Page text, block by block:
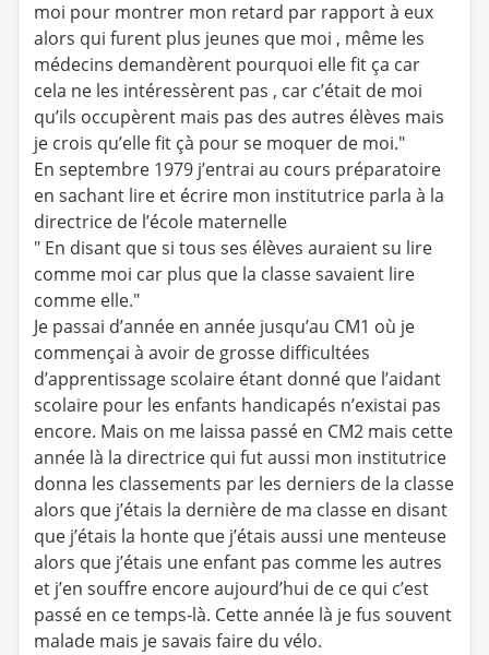
moi pour montrer mon retard par rapport à eux
alors qui furent plus jeunes que moi , même les
médecins demandèrent pourquoi elle fit ça car
cela ne les intéressèrent pas , car c’était de moi
qu’ils occupèrent mais pas des autres élèves mais
je crois qu’elle fit çà pour se moquer de moi."
En septembre 1979 j’entrai au cours préparatoire
en sachant lire et écrire mon institutrice parla à la
directrice de l’école maternelle
" En disant que si tous ses élèves auraient su lire
comme moi car plus que la classe savaient lire
comme elle."
Je passai d’année en année jusqu’au CM1 où je
commençai à avoir de grosse difficultées
d’apprentissage scolaire étant donné que l’aidant
scolaire pour les enfants handicapés n’existai pas
encore. Mais on me laissa passé en CM2 mais cette
année là la directrice qui fut aussi mon institutrice
donna les classements par les derniers de la classe
alors que j’étais la dernière de ma classe en disant
que j’étais la honte que j’étais aussi une menteuse
alors que j’étais une enfant pas comme les autres
et j’en souffre encore aujourd’hui de ce qui c’est
passé en ce temps-là. Cette année là je fus souvent
malade mais je savais faire du vélo.